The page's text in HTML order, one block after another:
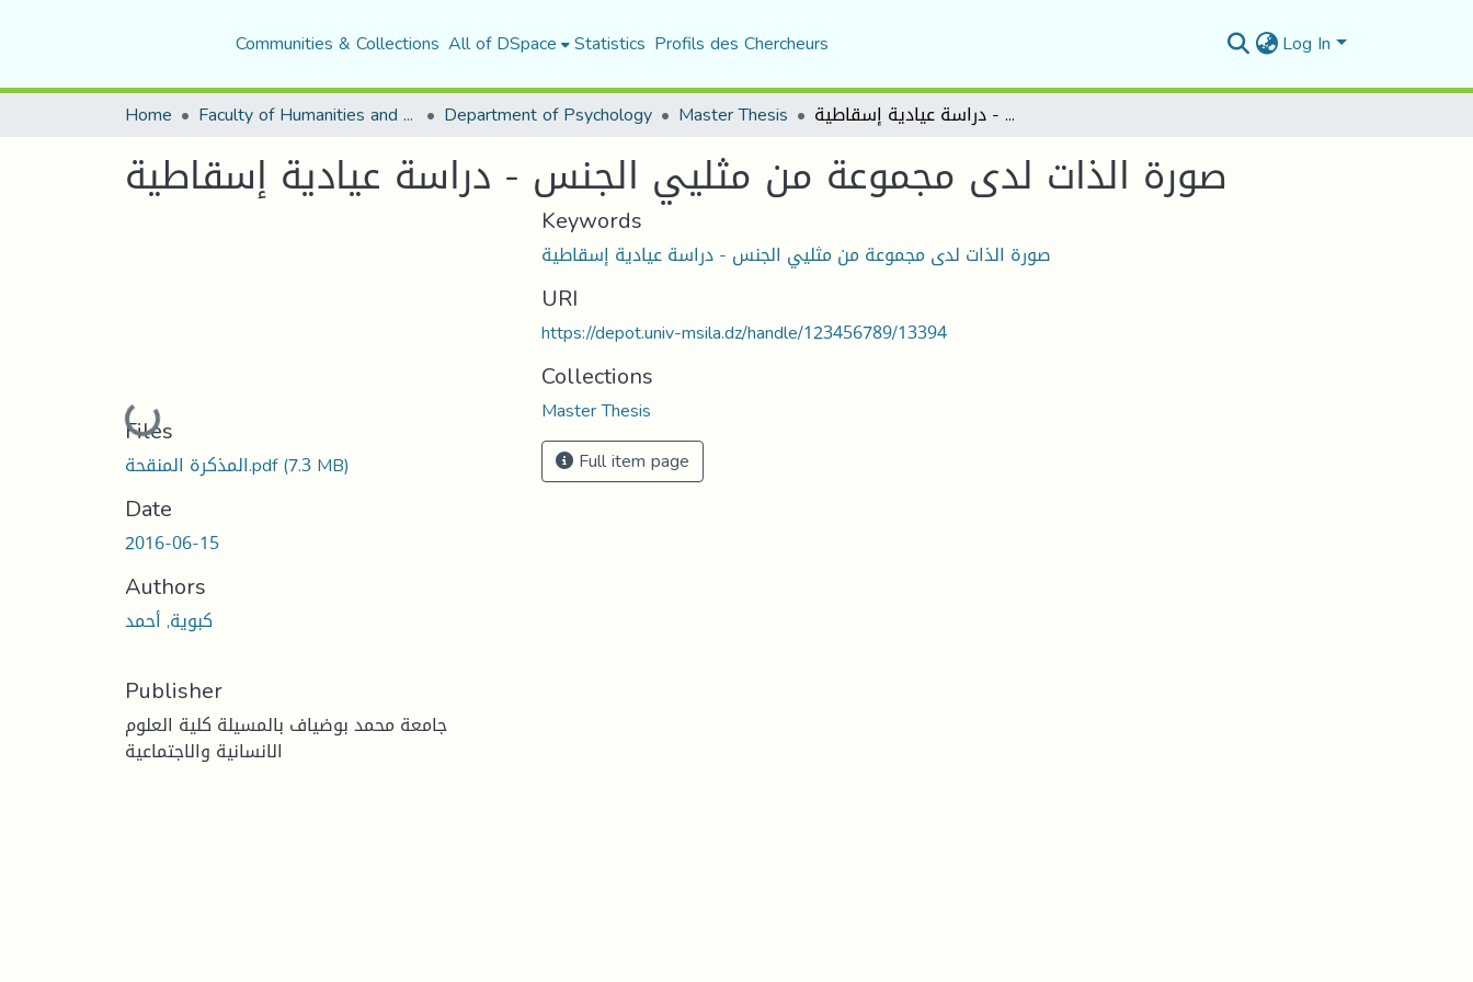
Communities & Collections All of DSpace Statistics Profils des Chercheurs Log In
Home Faculty of Humanities and Social Sciences Department of Psychology Master Thesis صورة الذات لدى مجموعة من مثليي الجنس - دراسة عيادية إسقاطية
صورة الذات لدى مجموعة من مثليي الجنس - دراسة عيادية إسقاطية
Loading...
Files
المذكرة المنقحة.pdf(7.3 MB)
Date
2016-06-15
Authors
كبوية, أحمد
Publisher
جامعة محمد بوضياف بالمسيلة كلية العلوم
الانسانية والاجتماعية
Keywords
صورة الذات لدى مجموعة من مثليي الجنس - دراسة عيادية إسقاطية
URI
https://depot.univ-msila.dz/handle/123456789/13394
Collections
Master Thesis
Full item page